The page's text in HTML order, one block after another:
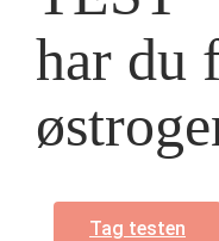
har du
Tag testen